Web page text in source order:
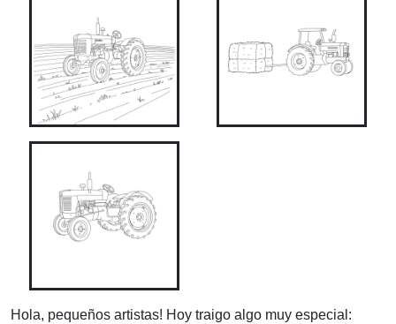
Hola, pequeños artistas! Hoy traigo algo muy especial: